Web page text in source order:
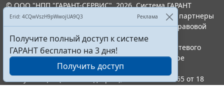
Erid: 4CQwVszH9pWwojUA9Q3 Реклама
Получите полный доступ к системе
ГАРАНТ бесплатно на 3 дня!
Получить доступ
© ООО "НПП "ГАРАНТ-СЕРВИС", 2026. Система ГАРАНТ
выпускается с 1990 года. Компания "Гарант" и ее партнеры
являются участниками Российской ассоциации правовой
информации ГАРАНТ.
Портал ГАРАНТ.РУ зарегистрирован в качестве сетевого
издания Федеральной службой по надзору в сфере
связи,информационных технологий и массовых
коммуникаций (Роскомнадзором), Эл № ФС77-58365 от 18